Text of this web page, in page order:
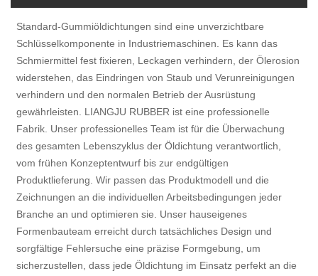
Standard-Gummiöldichtungen sind eine unverzichtbare
Schlüsselkomponente in Industriemaschinen. Es kann das
Schmiermittel fest fixieren, Leckagen verhindern, der Ölerosion
widerstehen, das Eindringen von Staub und Verunreinigungen
verhindern und den normalen Betrieb der Ausrüstung
gewährleisten. LIANGJU RUBBER ist eine professionelle
Fabrik. Unser professionelles Team ist für die Überwachung
des gesamten Lebenszyklus der Öldichtung verantwortlich,
vom frühen Konzeptentwurf bis zur endgültigen
Produktlieferung. Wir passen das Produktmodell und die
Zeichnungen an die individuellen Arbeitsbedingungen jeder
Branche an und optimieren sie. Unser hauseigenes
Formenbauteam erreicht durch tatsächliches Design und
sorgfältige Fehlersuche eine präzise Formgebung, um
sicherzustellen, dass jede Öldichtung im Einsatz perfekt an die